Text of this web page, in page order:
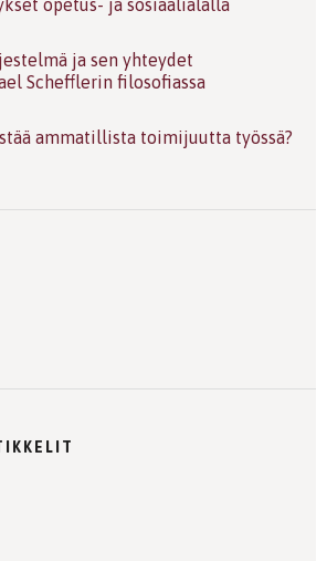
opetus- ja sosiaalialalla
ja sen yhteydet
Schefflerin filosofiassa
ammatillista toimijuutta työssä?